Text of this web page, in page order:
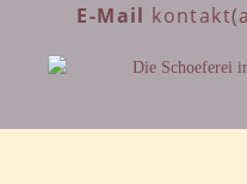
E-Mail